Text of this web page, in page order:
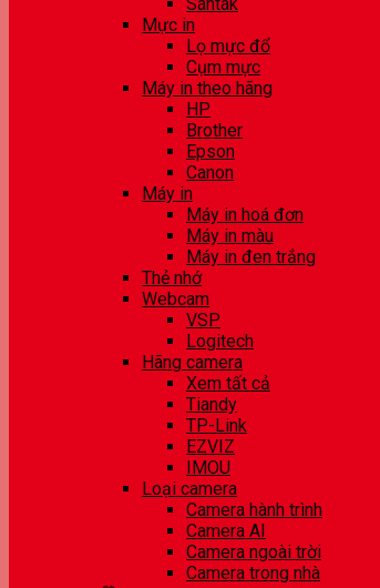
Mực in
Lọ mực đổ
Cụm mực
Máy in theo hãng
HP
Brother
Epson
Canon
Máy in
Máy in hoá đơn
Máy in màu
Máy in đen trắng
Thẻ nhớ
Webcam
VSP
Logitech
Hãng camera
Xem tất cả
Tiandy
TP-Link
EZVIZ
IMOU
Loại camera
Camera hành trình
Camera AI
Camera ngoài trời
Camera trong nhà